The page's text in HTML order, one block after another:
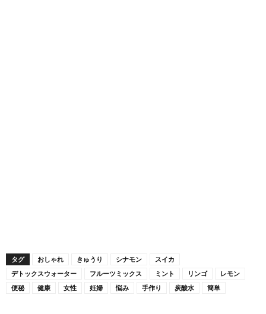
タグ おしゃれ きゅうり シナモン
スイカ
デトックスウォーター
フルーツミックス ミント リンゴ
レモン
便秘
健康 女性 妊婦 悩み 手作り 炭酸水 簡単